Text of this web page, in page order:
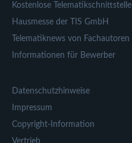
Kostenlose Telematikschnittstelle
Hausmesse der TIS GmbH
Telematiknews von Fachautoren
Informationen für Bewerber
Datenschutzhinweise
Impressum
Copyright-Information
Vertrieb